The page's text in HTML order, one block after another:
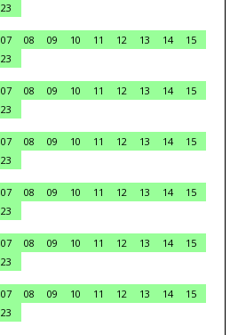
23
07 08 09 10 11 12 13 14
15
23
07 08 09 10 11 12 13 14
15
23
07 08 09 10 11 12 13 14
15
23
07 08 09 10 11 12 13 14
15
23
07 08 09 10 11 12 13 14
15
23
07 08 09 10 11 12 13 14
15
23